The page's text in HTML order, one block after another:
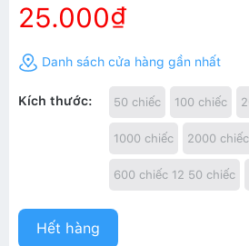
25.000₫
Danh sách cửa hàng gần nhất
Kích thước: 50 chiếc 100 chiếc
1000 chiếc 2000 chiếc
600 chiếc 12 50 chiếc
Hết hàng